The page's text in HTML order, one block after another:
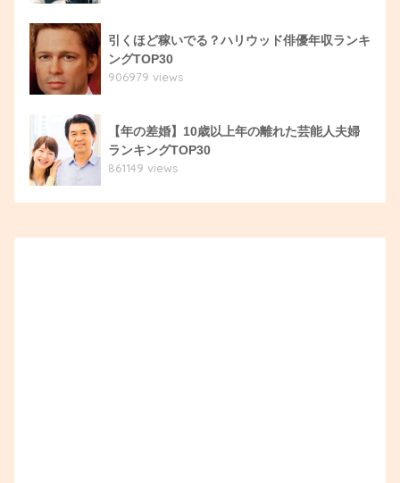
引くほど稼いでる？ハリウッド俳優年収ランキ
ングTOP30
906979 views
【年の差婚】10歳以上年の離れた芸能人夫婦
ランキングTOP30
861149 views